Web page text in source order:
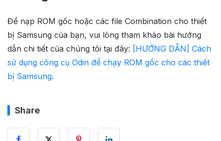
Để nạp ROM gốc hoặc các file Combination cho thiết
bị Samsung của bạn, vui lòng tham khảo bài hướng
dẫn chi tiết của chúng tôi tại đây: [HƯỚNG DẪN] Cách
sử dụng công cụ Odin để chạy ROM gốc cho các thiết
bị Samsung.
Share